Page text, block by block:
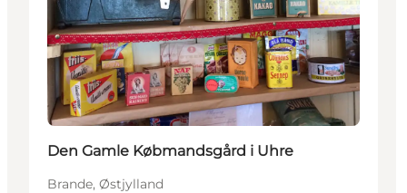
Den Gamle Købmandsgård i Uhre
Brande, Østjylland